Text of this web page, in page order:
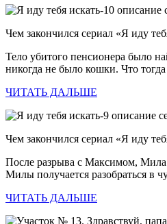
Чем закончился сериал «Я иду
Тело убитого пенсионера было
никогда не было кошки. Что
ЧИТАТЬ ДАЛЬШЕ
Чем закончился сериал «Я иду
После разрыва с Максимом, Мила
Милы получается разобраться в
ЧИТАТЬ ДАЛЬШЕ